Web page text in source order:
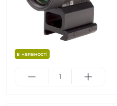
в наявності